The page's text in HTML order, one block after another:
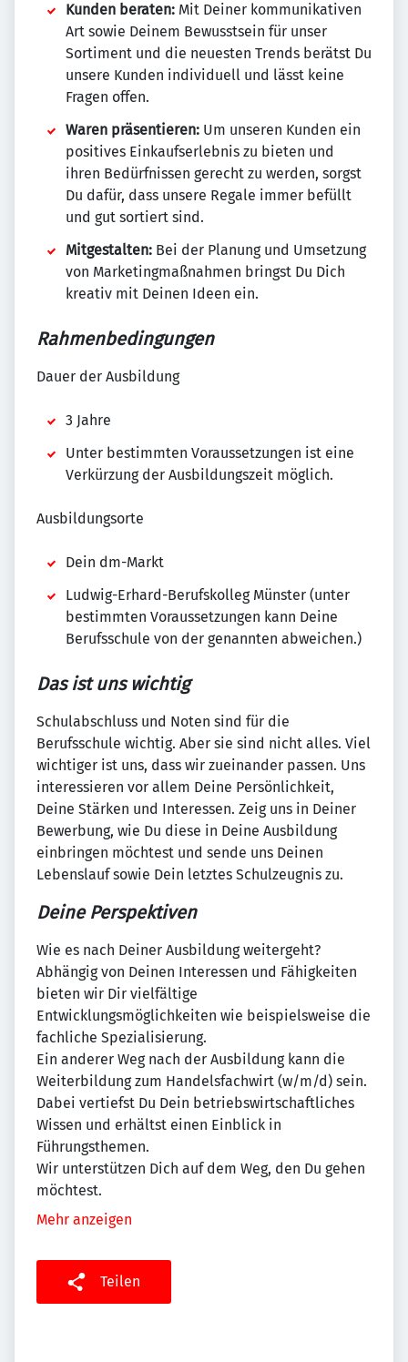
Kunden beraten: Mit Deiner kommunikativen
Art sowie Deinem Bewusstsein für unser
Sortiment und die neuesten Trends berätst Du
unsere Kunden individuell und lässt keine
Fragen offen.
Waren präsentieren: Um unseren Kunden ein
positives Einkaufserlebnis zu bieten und
ihren Bedürfnissen gerecht zu werden, sorgst
Du dafür, dass unsere Regale immer befüllt
und gut sortiert sind.
Mitgestalten: Bei der Planung und Umsetzung
von Marketingmaßnahmen bringst Du Dich
kreativ mit Deinen Ideen ein.
Rahmenbedingungen
Dauer der Ausbildung
3 Jahre
Unter bestimmten Voraussetzungen ist eine
Verkürzung der Ausbildungszeit möglich.
Ausbildungsorte
Dein dm-Markt
Ludwig-Erhard-Berufskolleg Münster (unter
bestimmten Voraussetzungen kann Deine
Berufsschule von der genannten abweichen.)
Das ist uns wichtig
Schulabschluss und Noten sind für die
Berufsschule wichtig. Aber sie sind nicht alles. Viel
wichtiger ist uns, dass wir zueinander passen. Uns
interessieren vor allem Deine Persönlichkeit,
Deine Stärken und Interessen. Zeig uns in Deiner
Bewerbung, wie Du diese in Deine Ausbildung
einbringen möchtest und sende uns Deinen
Lebenslauf sowie Dein letztes Schulzeugnis zu.
Deine Perspektiven
Wie es nach Deiner Ausbildung weitergeht?
Abhängig von Deinen Interessen und Fähigkeiten
bieten wir Dir vielfältige
Entwicklungsmöglichkeiten wie beispielsweise die
fachliche Spezialisierung.
Ein anderer Weg nach der Ausbildung kann die
Weiterbildung zum Handelsfachwirt (w/m/d) sein.
Dabei vertiefst Du Dein betriebswirtschaftliches
Wissen und erhältst einen Einblick in
Führungsthemen.
Wir unterstützen Dich auf dem Weg, den Du gehen
möchtest.
Mehr anzeigen
Teilen